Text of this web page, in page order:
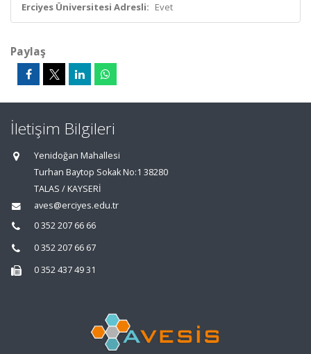
Erciyes Üniversitesi Adresli: Evet
Paylaş
İletişim Bilgileri
Yenidoğan Mahallesi
Turhan Baytop Sokak No:1 38280
TALAS / KAYSERİ
aves@erciyes.edu.tr
0 352 207 66 66
0 352 207 66 67
0 352 437 49 31